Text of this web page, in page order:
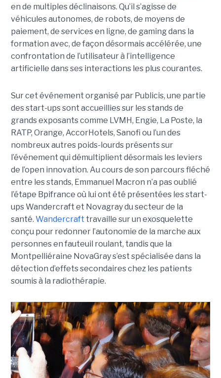
en de multiples déclinaisons. Qu’il s’agisse de
véhicules autonomes, de robots, de moyens de
paiement, de services en ligne, de gaming dans la
formation avec, de façon désormais accélérée, une
confrontation de l’utilisateur à l’intelligence
artificielle dans ses interactions les plus courantes.
Sur cet événement organisé par Publicis, une partie
des start-ups sont accueillies sur les stands de
grands exposants comme LVMH, Engie, La Poste, la
RATP, Orange, AccorHotels, Sanofi ou l’un des
nombreux autres poids-lourds présents sur
l’événement qui démultiplient désormais les leviers
de l’open innovation. Au cours de son parcours fléché
entre les stands, Emmanuel Macron n’a pas oublié
l’étape Bpifrance où lui ont été présentées les start-
ups Wandercraft et Novagray du secteur de la
santé. Wandercraft travaille sur un exosquelette
conçu pour redonner l’autonomie de la marche aux
personnes en fauteuil roulant, tandis que la
Montpelliéraine NovaGray s’est spécialisée dans la
détection d’effets secondaires chez les patients
soumis à la radiothérapie.